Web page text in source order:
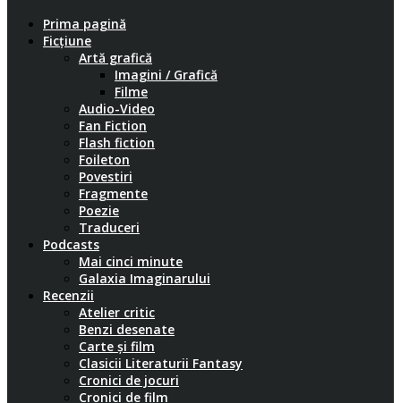
Prima pagină
Ficțiune
Artă grafică
Imagini / Grafică
Filme
Audio-Video
Fan Fiction
Flash fiction
Foileton
Povestiri
Fragmente
Poezie
Traduceri
Podcasts
Mai cinci minute
Galaxia Imaginarului
Recenzii
Atelier critic
Benzi desenate
Carte și film
Clasicii Literaturii Fantasy
Cronici de jocuri
Cronici de film